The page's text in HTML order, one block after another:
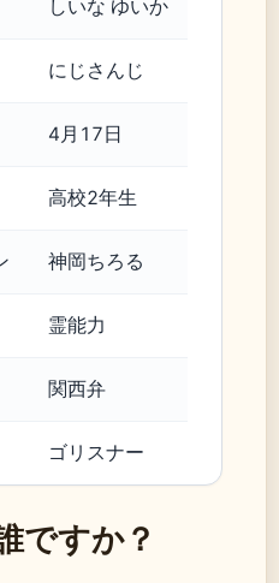
しいな ゆいか
にじさんじ
4月17日
高校2年生
神岡ちろる
霊能力
関西弁
ゴリスナー
ですか？